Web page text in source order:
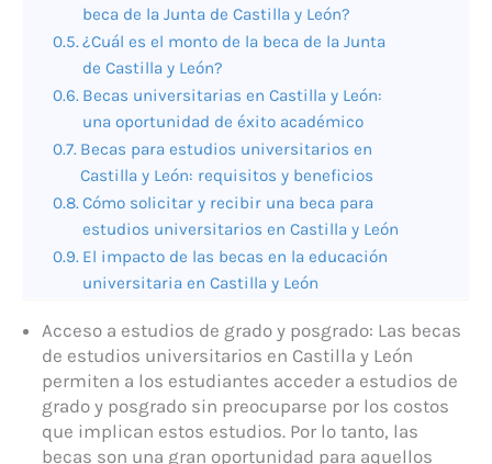
beca de la Junta de Castilla y León?
¿Cuál es el monto de la beca de la Junta
de Castilla y León?
Becas universitarias en Castilla y León:
una oportunidad de éxito académico
Becas para estudios universitarios en
Castilla y León: requisitos y beneficios
Cómo solicitar y recibir una beca para
estudios universitarios en Castilla y León
El impacto de las becas en la educación
universitaria en Castilla y León
Acceso a estudios de grado y posgrado: Las becas
de estudios universitarios en Castilla y León
permiten a los estudiantes acceder a estudios de
grado y posgrado sin preocuparse por los costos
que implican estos estudios. Por lo tanto, las
becas son una gran oportunidad para aquellos